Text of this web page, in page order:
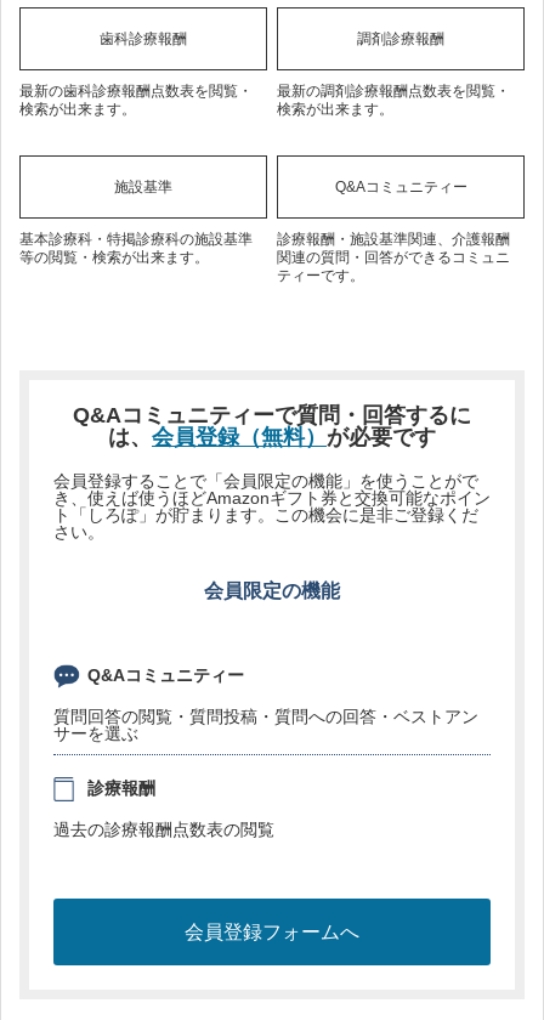
歯科診療報酬
最新の歯科診療報酬点数表を閲覧・
検索が出来ます。
調剤診療報酬
最新の調剤診療報酬点数表を閲覧・
検索が出来ます。
施設基準
基本診療科・特掲診療科の施設基準
等の閲覧・検索が出来ます。
Q&Aコミュニティー
診療報酬・施設基準関連、介護報酬
関連の質問・回答ができるコミュニ
ティーです。
Q&Aコミュニティーで質問・回答するに
は、 会員登録（無料） が必要です
会員登録することで「会員限定の機能」を使うことがで
き、使えば使うほどAmazonギフト券と交換可能なポイン
ト「しろぽ」が貯まります。この機会に是非ご登録くだ
さい。
会員限定の機能
Q&Aコミュニティー
質問回答の閲覧・質問投稿・質問への回答・ベストアン
サーを選ぶ
診療報酬
過去の診療報酬点数表の閲覧
会員登録フォームへ